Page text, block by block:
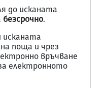
до исканата
безсрочно.
поща и чрез
връчване
електронното